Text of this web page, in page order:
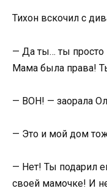
Тихон вскочил с
— Да ты… ты просто
Мама была права!
— ВОН! — заорала
— Это и мой дом
— Нет! Ты подарил
своей мамочке! И